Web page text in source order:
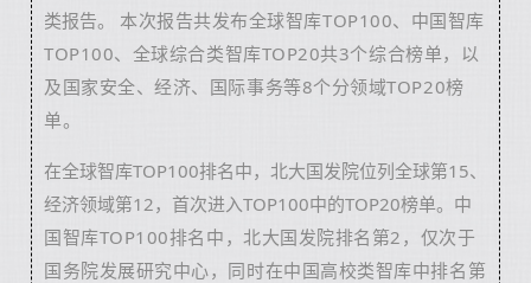
类报告。 本次报告共发布全球智库TOP100、中国智库
TOP100、全球综合类智库TOP20共3个综合榜单，以
及国家安全、经济、国际事务等8个分领域TOP20榜
单。
在全球智库TOP100排名中，北大国发院位列全球第15、
经济领域第12，首次进入TOP100中的TOP20榜单。 中
国智库TOP100排名中，北大国发院排名第2，仅次于
国务院发展研究中心，同时在中国高校类智库中排名第